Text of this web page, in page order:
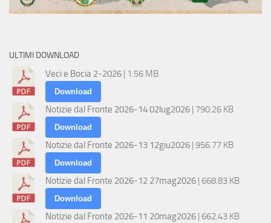
ULTIMI DOWNLOAD
Veci e Bocia 2-2026 | 1.56 MB
Download
Notizie dal Fronte 2026-14 02lug2026 | 790.26 KB
Download
Notizie dal Fronte 2026-13 12giu2026 | 956.77 KB
Download
Notizie dal Fronte 2026-12 27mag2026 | 668.83 KB
Download
Notizie dal Fronte 2026-11 20mag2026 | 662.43 KB